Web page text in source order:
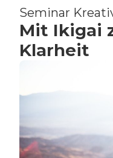
Seminar
Mit Ikigai
Klarheit